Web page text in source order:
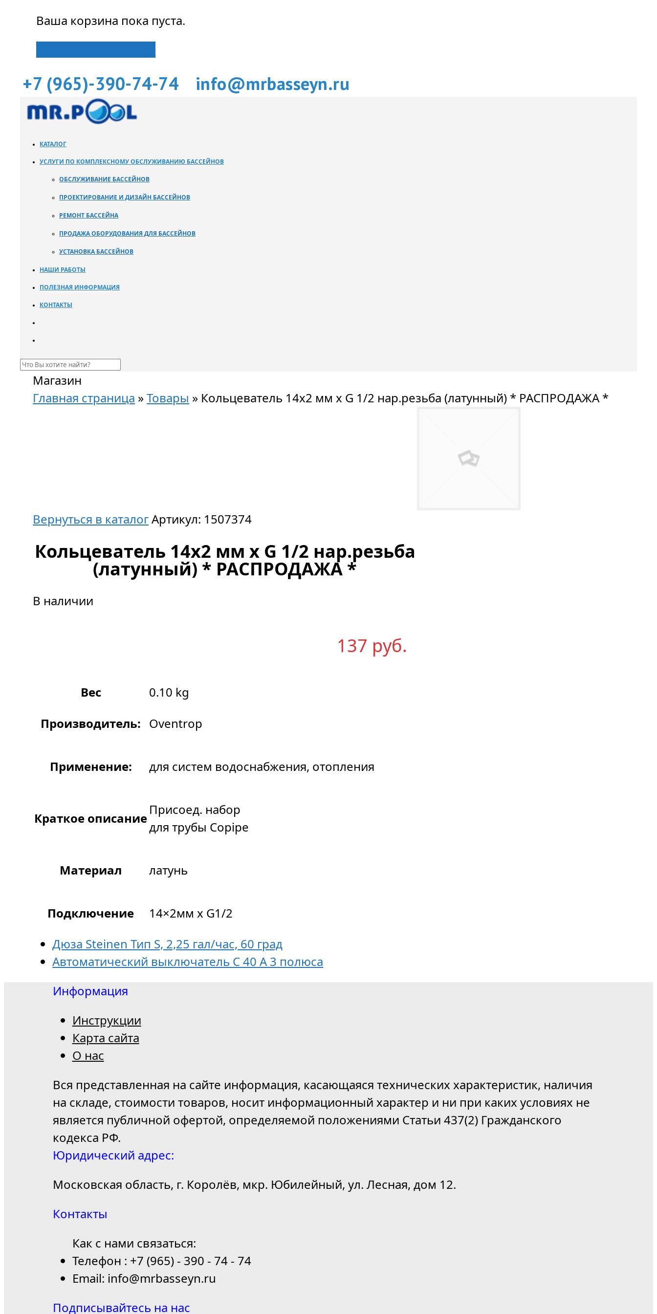
Ваша корзина пока пуста.
+7 (965)-390-74-74 info@mrbasseyn.ru
КАТАЛОГ
УСЛУГИ ПО КОМПЛЕКСНОМУ ОБСЛУЖИВАНИЮ БАССЕЙНОВ
ОБСЛУЖИВАНИЕ БАССЕЙНОВ
ПРОЕКТИРОВАНИЕ И ДИЗАЙН БАССЕЙНОВ
РЕМОНТ БАССЕЙНА
ПРОДАЖА ОБОРУДОВАНИЯ ДЛЯ БАССЕЙНОВ
УСТАНОВКА БАССЕЙНОВ
НАШИ РАБОТЫ
ПОЛЕЗНАЯ ИНФОРМАЦИЯ
КОНТАКТЫ
Магазин
Главная страница »Товары » Кольцеватель 14х2 мм х G 1/2 нар.резьба (латунный) * РАСПРОДАЖА *
Вернуться в каталогАртикул: 1507374
Кольцеватель 14х2 мм х G 1/2 нар.резьба
(латунный) * РАСПРОДАЖА *
В наличии
137 руб.
Вес
0.10 kg
Производитель: Oventrop
Применение: для систем водоснабжения, отопления
Краткое описание
Присоед. набор
для трубы Copipe
Материал латунь
Подключение
14×2мм x G1/2
Дюза Steinen Тип S, 2,25 гал/час, 60 град
Автоматический выключатель С 40 А 3 полюса
Информация
Инструкции
Карта сайта
О нас
Вся представленная на сайте информация, касающаяся технических характеристик, наличия
на складе, стоимости товаров, носит информационный характер и ни при каких условиях не
является публичной офертой, определяемой положениями Статьи 437(2) Гражданского
кодекса РФ.
Юридический адрес:
Московская область, г. Королёв, мкр. Юбилейный, ул. Лесная, дом 12.
Контакты
Как с нами связаться:
Телефон : +7 (965) - 390 - 74 - 74
Email: info@mrbasseyn.ru
Подписывайтесь на нас